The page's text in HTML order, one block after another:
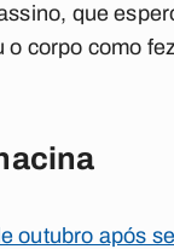
que
corpo como
outubro após